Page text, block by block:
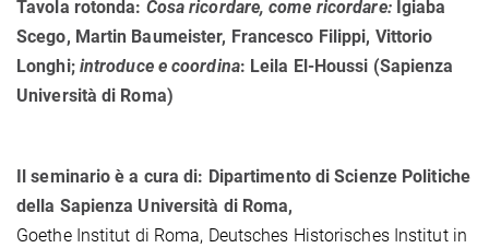
Tavola rotonda: Cosa ricordare, come ricordare: Igiaba
Scego, Martin Baumeister, Francesco Filippi, Vittorio
Longhi; introduce e coordina: Leila El-Houssi (Sapienza
Università di Roma)
Il seminario è a cura di: Dipartimento di Scienze Politiche
della Sapienza Università di Roma,
Goethe Institut di Roma, Deutsches Historisches Institut in